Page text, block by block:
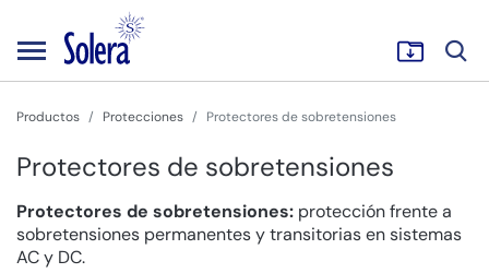
Productos Protecciones Protectores de sobretensiones
Protectores de sobretensiones
Protectores de sobretensiones: protección frente a
sobretensiones permanentes y transitorias en sistemas
AC y DC.